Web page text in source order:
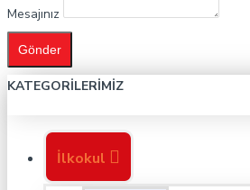
Mesajınız
Gönder
KATEGORILERIMIZ
İlkokul